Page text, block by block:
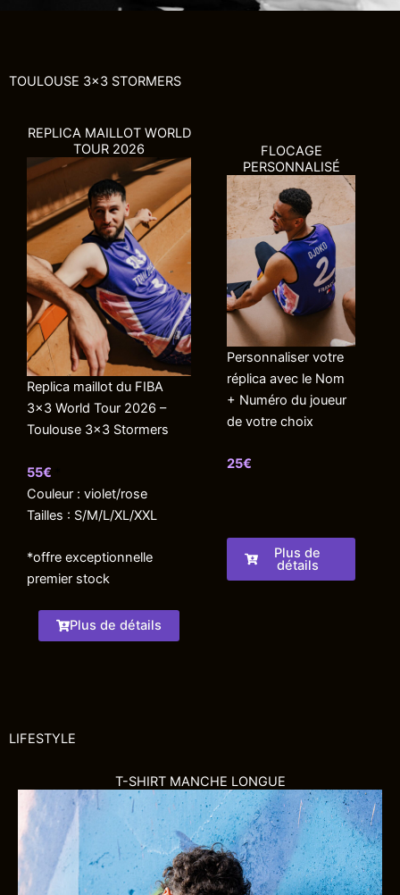
TOULOUSE 3x3 STORMERS
REPLICA MAILLOT WORLD
TOUR 2026
Replica maillot du FIBA
3×3 World Tour 2026 –
Toulouse 3×3 Stormers
55€
Couleur : violet/rose
Tailles : S/M/L/XL/XXL
*offre exceptionnelle
premier stock
Plus de détails
FLOCAGE
PERSONNALISÉ
Personnaliser votre
réplica avec le Nom
+ Numéro du joueur
de votre choix
25€
Plus de
détails
LIFESTYLE
T-SHIRT MANCHE LONGUE